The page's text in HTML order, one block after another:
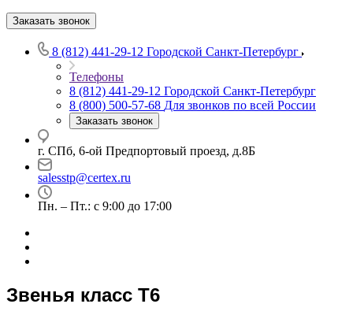
Заказать звонок
8 (812) 441-29-12 Городской Санкт-Петербург
Телефоны
8 (812) 441-29-12 Городской Санкт-Петербург
8 (800) 500-57-68 Для звонков по всей России
Заказать звонок
г. СПб, 6-ой Предпортовый проезд, д.8Б
salesstp@certex.ru
Пн. – Пт.: с 9:00 до 17:00
Звенья класс Т6